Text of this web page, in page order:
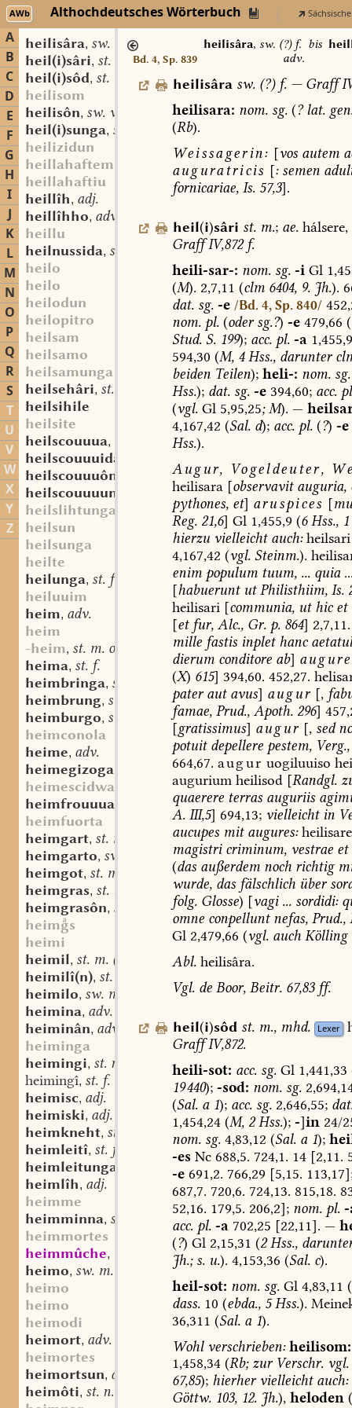
AWb Althochdeutsches Wörterbuch
A
B
C
D
E
F
G
H
I
J
K
L
M
N
O
P
Q
R
S
T
U
V
W
X
Y
Z
heilisâra, sw. (?) f.
heil(i)sâri, st. m.
heil(i)sôd, st. m.
heilisom
heilisôn, sw. v.
heil(i)sunga, st. f.
heilizidun
heillahaftem
heillahaftiu
heillîh, adj.
heillîhho, adv.
heillu
heilnussida, st. f.
heilo
heilo
heilodun
heilopitro
heilsam
heilsamo
heilsamunga
heilsehâri, st. m.
heilsihile
heilsite
heilscouuua,
heilscouuuida
heilscouuuôn
heilscouuuunga
heilslihtunga
heilsun
heilsunga
heilte
heilunga, st. f.
heiluuim
heim, adv.
heim
-heim, st. m. oder n.
heima, st. f.
heimbringa, sw. f.
heimbrung, st. m.
heimburgo, sw. m.
heimconola
heime, adv.
heimegizogan
heimescidwar
heimfrouuua
heimfuorta
heimgart, st. m.
heimgarto, sw. m.
heimgot, st. m.
heimgras, st. n.
heimgrasôn, sw. v.
heims
heimi
heimil, st. m. (n.?)
heimilî(n), st. n.
heimilo, sw. m.
heimina, adv.
heiminân, adv.
heiminga
heimingi, st. n.
heimingî, st. f.
heimisc, adj.
heimiski, adj.
heimkneht, st. m.
heimleitî, st. f.
heimleitunga
heimlîh, adj.
heimme
heimminna, st. f.
heimmortes
heimmûche,
mhd. sw. m.
heimo, sw. m.
heimo
heimo
heimodi
heimort, adv.
heimortes
heimortsun, adv.
heimôti, st. n.
Bd. 4, Sp. 839
heilisâra, sw. (?) f. bis
adv.
heilisâra sw. (?) f. —Graff
heilisara: nom.sg.(?lat.
(Rb).
Weissagerin: [vosautem
auguratricis [:semen
fornicariae,Is.57,3].
heil(i)sâri st. m.; ae. hálsere,
GraffIV,872f.
heili-sar-: nom.sg. -iGl
(M). 2,7,11 (clm6404,9.Jh.).
dat.sg. -e /Bd. 4, Sp. 840/
nom.pl.(odersg.?) -e479,66 (
Stud.S.199); acc.pl. -a1,455,9
594,30 (M, 4Hss.,darunter
beidenTeilen); heli-: nom.sg.
Hss.); dat.sg. -e394,60; acc.
(vgl.Gl5,95,25;M). —
4,167,42 (Sal.d); acc.pl.(?) -e
Hss.).
Augur, Vogeldeuter,
heilisara[observavitauguria,
pythones,et] aruspices [
Reg.21,6] Gl1,455,9 (6Hss.,1
hierzuvielleichtauch:heilsari
4,167,42 (vgl. Steinm.).
enimpopulumtuum,...quia
[habueruntutPhilisthiim,Is.
heilisari[communia,uthicet
[etfur,Alc.,Gr. p.864] 2,7,11.
millefastisinplethanc
dierumconditoreab] augure
(X) 615] 394,60. 452,27.
paterautavus] augur [,
famae,Prud.,Apoth.296]
[gratissimus] augur [, sed
potuitdepellerepestem,Verg.,
664,67. augur uogiluuiso
auguriumheilisod[Randgl.
quaerereterrasauguriis
A.III,5] 694,13; vielleichtin
aucupesmit augures:heilisare
magistricriminum,vestraeet
(dasaußerdemnochrichtig
wurde,dasfälschlichüber
folg. Glosse) [vagi...sordidi:
omneconpellunt nefas,Prud.,
Gl2,479,66 (vgl.auchKölling
Abl.heilisâra.
Vgl.deBoor,Beitr.67,83ff.
heil(i)sôd st. m., mhd. Lexer
GraffIV,872.
heili-sot: acc.sg.Gl1,441,33
19 440); -sod: nom.sg.
(Sal.a1); acc.sg. 2,646,55;
1,454,24(M,2Hss.); -]in24/
nom.sg.4,83,12 (Sal.a1);
-esNc 688,5. 724,1. 14[2,11.
-e691,2. 766,29 [5,15.
687,7. 720,6. 724,13. 815,18.
52,16. 179,5. 206,2]; nom.pl. -
acc.pl. -a702,25 [22,11]. —
(?) Gl2,15,31 (2Hss.,
Jh.;s.u.). 4,153,36 (Sal.c).
heil-sot: nom.sg.Gl4,83,11 (
dass.10 (ebda.,5Hss.).
36,311 (Sal.a1).
Wohlverschrieben: heilisom:
1,458,34(Rb;zur Verschr.vgl.
67,85); hierhervielleichtauch:
Göttw.103,12.Jh.), heloden(